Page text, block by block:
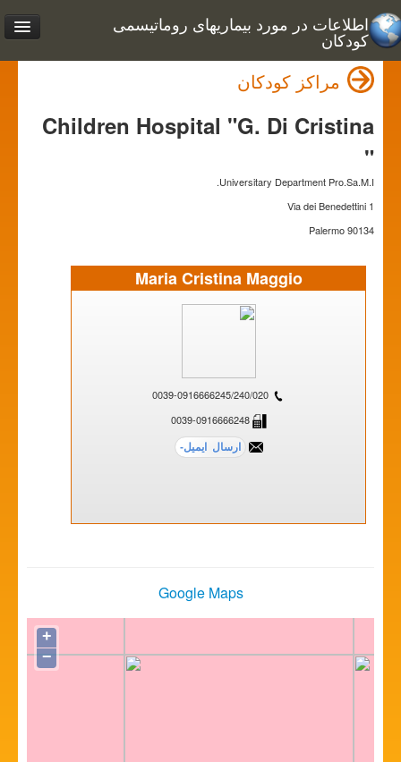
اطلاعات در مورد بیماریهای روماتیسمی
کودکان
مراکز کودکان
Children Hospital "G. Di Cristina
"
Universitary Department Pro.Sa.M.I.
Via dei Benedettini 1
90134 Palermo
Maria Cristina Maggio
0039-0916666245/240/020
0039-0916666248
Google Maps
+
−